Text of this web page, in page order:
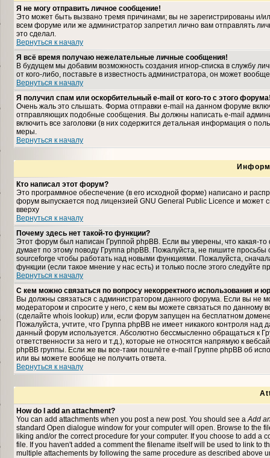
Я не могу отправить личное сообщение!
Это может быть вызвано тремя причинами; вы не зарегистрированы
всем форуме или же администратор запретил лично вам отправлять
это сделал.
Вернуться к началу
Я всё время получаю нежелательные личные сообщения!
В будущем мы добавим возможность создания игнор-списка в службу
от кого-либо, поставьте в известность администратора, он может
Вернуться к началу
Я получил спам или оскорбительный e-mail от кого-то с этого
Очень жаль это слышать. Форма отправки e-mail на данном форуме
отправляющих подобные сообщения. Вы должны написать e-mail
включить все заголовки (в них содержится детальная информация о
меры.
Вернуться к началу
Кто написал этот форум?
Это программное обеспечение (в его исходной форме) написано и
форум выпускается под лицензией GNU General Public Licence и может
вверху
Вернуться к началу
Почему здесь нет такой-то функции?
Этот форум был написан Группой phpBB. Если вы уверены, что какая-
думает по этому поводу Группа phpBB. Пожалуйста, не пишите
sourceforge чтобы работать над новыми функциями. Пожалуйста,
функции (если такое мнение у нас есть) и только после этого следуйте
Вернуться к началу
С кем можно связаться по вопросу некорректного использования и
Вы должны связаться с администратором данного форума. Если вы не
модератором и спросите у него, с кем вы можете связаться по данному
(сделайте whois lookup) или, если форум запущен на бесплатном
Пожалуйста, учтите, что Группа phpBB не имеет никакого контроля
данный форум используется. Абсолютно бессмысленно обращаться к
ответственности за него и т.д.), которые не относятся напрямую к
phpBB группы. Если же вы все-таки пошлёте e-mail Группе phpBB об
или вы можете вообще не получить ответа.
Вернуться к началу
How do I add an attachment?
You can add attachments when you post a new post. You should see aAdd
standard Open dialogue window for your computer will open. Browse to the
liking and/or the correct procedure for your computer. If you choose to add a
file. If you haven't added a comment the filename itself will be used to link to
multiple attachements by following the same procedure as described above